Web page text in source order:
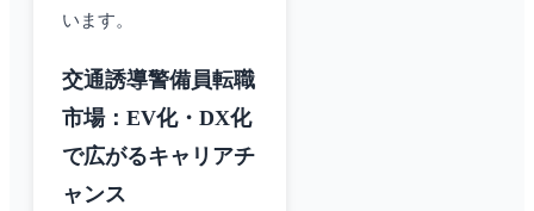
います。
交通誘導警備員転職
市場：EV化・DX化
で広がるキャリアチ
ャンス